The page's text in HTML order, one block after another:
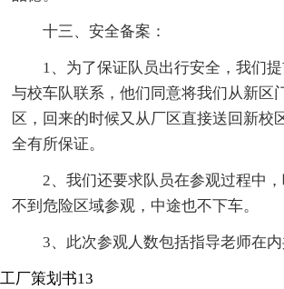
十三、安全备案：
1、为了保证队员出行安全，我们
与校车队联系，他们同意将我们从新区
区，回来的时候又从厂区直接送回新校
全有所保证。
2、我们还要求队员在参观过程中，
不到危险区域参观，中途也不下车。
3、此次参观人数包括指导老师在内
工厂策划书13